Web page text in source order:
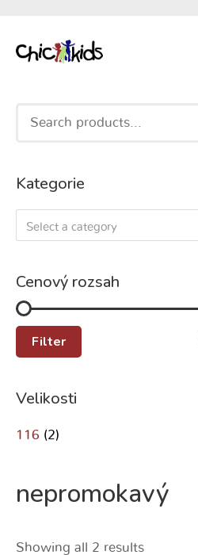
Search
Kategorie
Select a category
Cenový rozsah
Filter
Velikosti
116 (2)
nepromokavý
Showing all 2 results